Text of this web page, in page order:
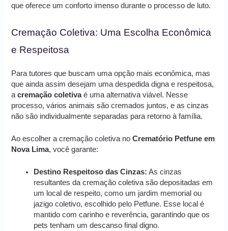
que oferece um conforto imenso durante o processo de luto.
Cremação Coletiva: Uma Escolha Econômica
e Respeitosa
Para tutores que buscam uma opção mais econômica, mas
que ainda assim desejam uma despedida digna e respeitosa,
acremação coletivaé uma alternativa viável. Nesse
processo, vários animais são cremados juntos, e as cinzas
não são individualmente separadas para retorno à família.
Ao escolher a cremação coletiva noCrematório Petfune em
Nova Lima, você garante:
Destino Respeitoso das Cinzas: As cinzas
resultantes da cremação coletiva são depositadas em
um local de respeito, como um jardim memorial ou
jazigo coletivo, escolhido pelo Petfune. Esse local é
mantido com carinho e reverência, garantindo que os
pets tenham um descanso final digno.